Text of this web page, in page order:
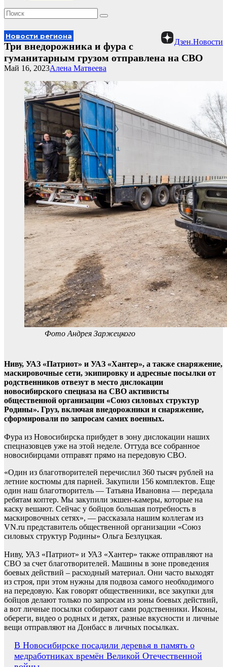
Дзен.Новости
Новости региона
Три внедорожника и фура с
гуманитарным грузом отправлена на СВО
Алена Матвеева
Май 16, 2023
Фото Андрея Заржецкого
Ниву, УАЗ «Патриот» и УАЗ «Хантер», а также снаряжение,
маскировочные сети, экипировку и адресные посылки от
родственников отвезут в место дислокации
новосибирского спецназа на СВО активисты
общественной организации «Союз силовых структур
Родины». Груз, включая внедорожники и снаряжение,
сформировали по запросам самих военных.
Фура из Новосибирска прибудет в зону дислокации наших
спецназовцев уже на этой неделе. Оттуда все собранное
новосибирцами отправят прямо на передовую СВО.
«Один из благотворителей перечислил 360 тысяч рублей на
летние костюмы для парней. Закупили 156 комплектов. Еще
один наш благотворитель — Татьяна Ивановна — передала
ребятам коптер. Мы закупили экшен-камеры, которые на
каску вешают. Сейчас у бойцов большая потребность в
маскировочных сетях», — рассказала нашим коллегам из
VN.ru представитель общественной организации «Союз
силовых структур Родины» Ольга Безлуцкая.
Ниву, УАЗ «Патриот» и УАЗ «Хантер» также отправляют на
СВО за счет благотворителей. Машины в зоне проведения
боевых действий – расходный материал. Они часто выходят
из строя, при этом нужны для подвоза самого необходимого
на передовую. Как говорят общественники, все закупки для
бойцов делают только по запросам из зоны боевых действий,
а вот личные посылки собирают сами родственники. Иконы,
обереги, видео о родных и детях, разные вкусности и личные
вещи отправляют на Донбасс в личных посылках.
Навигация
по
В Новосибирске посадили деревья в память о
медработниках времён Великой Отечественной